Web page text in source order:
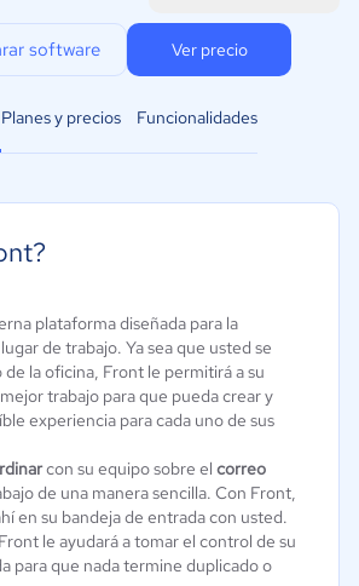
software Ver precio
Planes y precios Funcionalidades
plataforma diseñada para la
de trabajo. Ya sea que usted se
la oficina, Front le permitirá a su
trabajo para que pueda crear y
experiencia para cada uno de sus
con su equipo sobre el correo
de una manera sencilla. Con Front,
en su bandeja de entrada con usted.
le ayudará a tomar el control de su
para que nada termine duplicado o